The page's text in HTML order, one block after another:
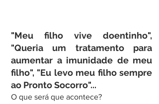
"Meu filho vive doentinho",
"Queria um tratamento para
aumentar a imunidade de meu
filho", "Eu levo meu filho sempre
ao Pronto Socorro"...
O que será que acontece?